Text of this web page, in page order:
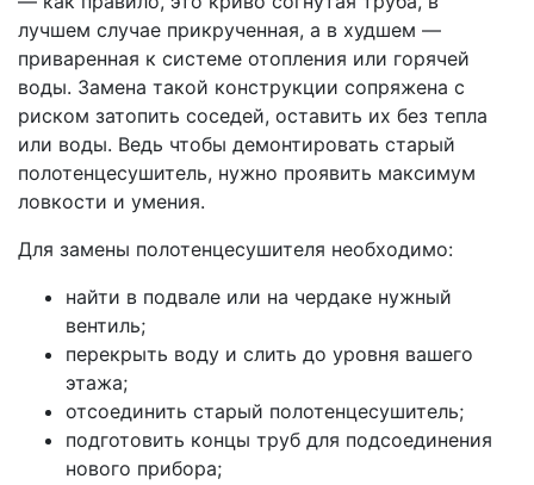
лучшем случае прикрученная, а в худшем —
приваренная к системе отопления или горячей
воды. Замена такой конструкции сопряжена с
риском затопить соседей, оставить их без тепла
или воды. Ведь чтобы демонтировать старый
полотенцесушитель, нужно проявить максимум
ловкости и умения.
Для замены полотенцесушителя необходимо:
найти в подвале или на чердаке нужный
вентиль;
перекрыть воду и слить до уровня вашего
этажа;
отсоединить старый полотенцесушитель;
подготовить концы труб для подсоединения
нового прибора;